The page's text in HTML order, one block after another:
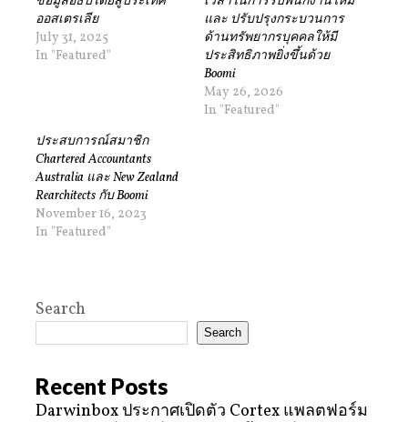
ออสเตรเลีย
July 31, 2025
In "Featured"
และ ปรับปรุงกระบวนการ
ด้านทรัพยากรบุคคลให้มี
ประสิทธิภาพยิ่งขึ้นด้วย
Boomi
May 26, 2026
In "Featured"
ประสบการณ์สมาชิก
Chartered Accountants
Australia และ New Zealand
Rearchitects กับ Boomi
November 16, 2023
In "Featured"
Search
Search
Recent Posts
Darwinbox ประกาศเปิดตัว Cortex แพลตฟอร์ม